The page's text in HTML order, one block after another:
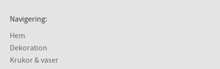
Navigering:
Hem
Dekoration
Krukor & vaser